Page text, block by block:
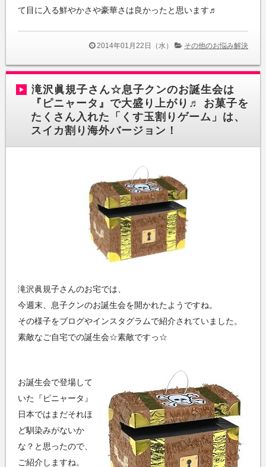
て目に入る鮮やかさや豪華さは良かったと思います♬
2014年01月22日（水） その他のお悩み解決
滝沢眞規子さん☆息子クンのお誕生会は
『ピニャータ』で大盛り上がり♬ お菓子を
たくさん入れた「くす玉割りゲーム」は、
スイカ割り海外バージョン！
滝沢眞規子さんのお宅では、
今週末、息子クンのお誕生会を開かれたようですね。
その様子をブログやインスタグラムで紹介されていました。
素敵なご自宅での誕生会☆素敵ですっ☆
お誕生会で登場して
いた『ピニャータ』
日本ではまだそれほ
ど馴染みがないか
な？と思ったので、
ご紹介しますね。